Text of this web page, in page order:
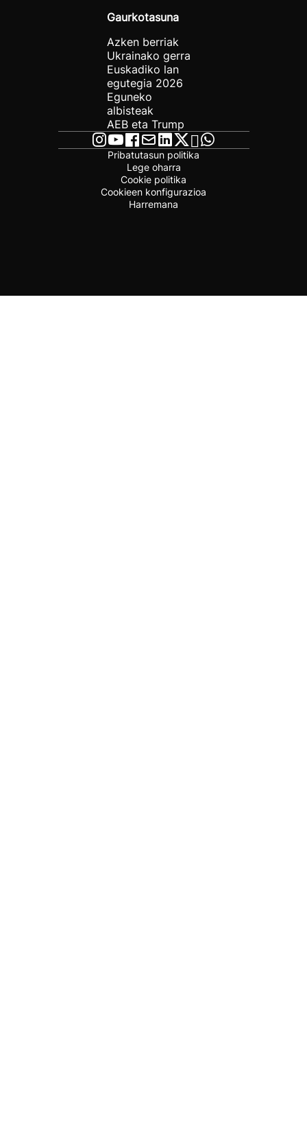
Gaurkotasuna
Azken berriak
Ukrainako gerra
Euskadiko lan
egutegia 2026
Eguneko
albisteak
AEB eta Trump
Pribatutasun politika
Lege oharra
Cookie politika
Cookieen konfigurazioa
Harremana